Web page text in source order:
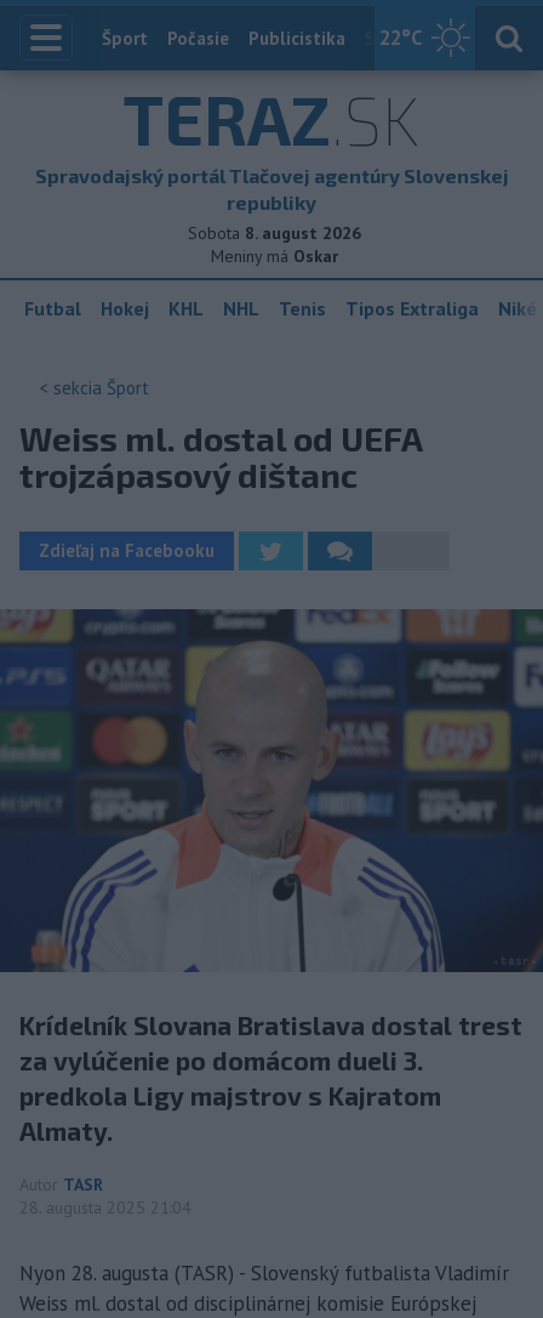
22°C
Index
Šport Počasie Publicistika Slovensko
TERAZ.SK
Spravodajský portál Tlačovej agentúry Slovenskej
republiky
Sobota 8. august 2026
Meniny má Oskar
Futbal Hokej KHL NHL Tenis Tipos Extraliga
< sekcia Šport
Weiss ml. dostal od UEFA
trojzápasový dištanc
Zdieľaj na Facebooku
Krídelník Slovana Bratislava dostal trest
za vylúčenie po domácom dueli 3.
predkola Ligy majstrov s Kajratom
Almaty.
Autor TASR
28. augusta 2025 21:04
Nyon 28. augusta (TASR) - Slovenský futbalista Vladimír
Weiss ml. dostal od disciplinárnej komisie Európskej